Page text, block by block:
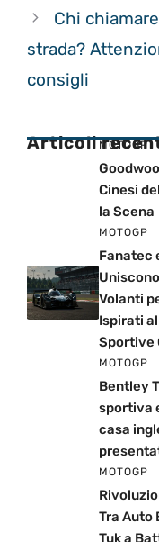
Chi
strada?
consigli
Articoli MOTOGP
Cinesi
la Scena
MOTOGP
Fanatec
Volanti
Ispirati
Sportive
MOTOGP
Bentley
sportiva
casa
MOTOGP
Tra Auto
Tuk a